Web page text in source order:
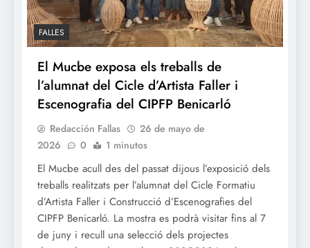
FALLES
El Mucbe exposa els treballs de
l’alumnat del Cicle d’Artista Faller i
Escenografia del CIPFP Benicarló
Redacción Fallas
26 de mayo de
2026
0 1 minutos
El Mucbe acull des del passat dijous l’exposició dels
treballs realitzats per l’alumnat del Cicle Formatiu
d’Artista Faller i Construcció d’Escenografies del
CIPFP Benicarló. La mostra es podrà visitar fins al 7
de juny i recull una selecció dels projectes